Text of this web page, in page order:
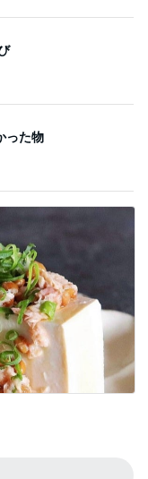
った物